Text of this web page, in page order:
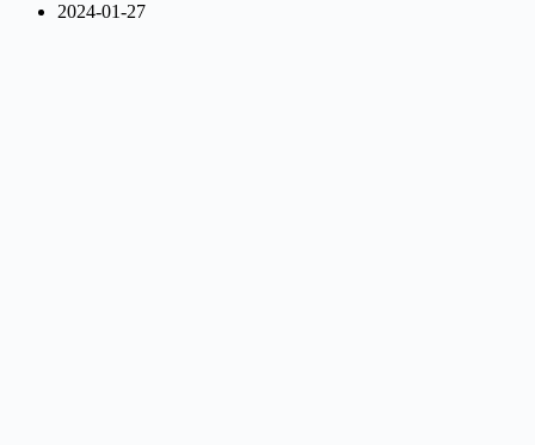
2024-01-27